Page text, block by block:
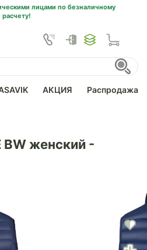
лицами по безналичному
расчету!
АКЦИЯ Распродажа
BW женский -